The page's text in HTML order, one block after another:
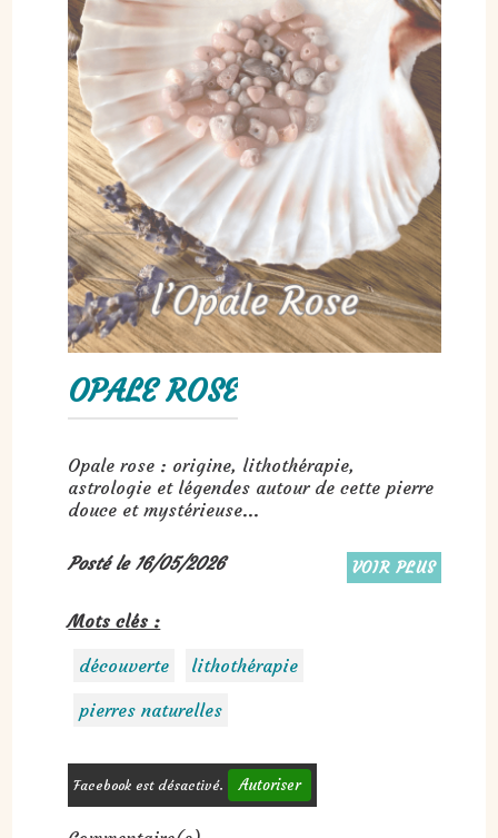
OPALE ROSE
Opale rose : origine, lithothérapie,
astrologie et légendes autour de cette pierre
douce et mystérieuse...
Posté le 16/05/2026 VOIR PLUS
Mots clés :
découverte
lithothérapie
pierres naturelles
Facebook est désactivé. Autoriser